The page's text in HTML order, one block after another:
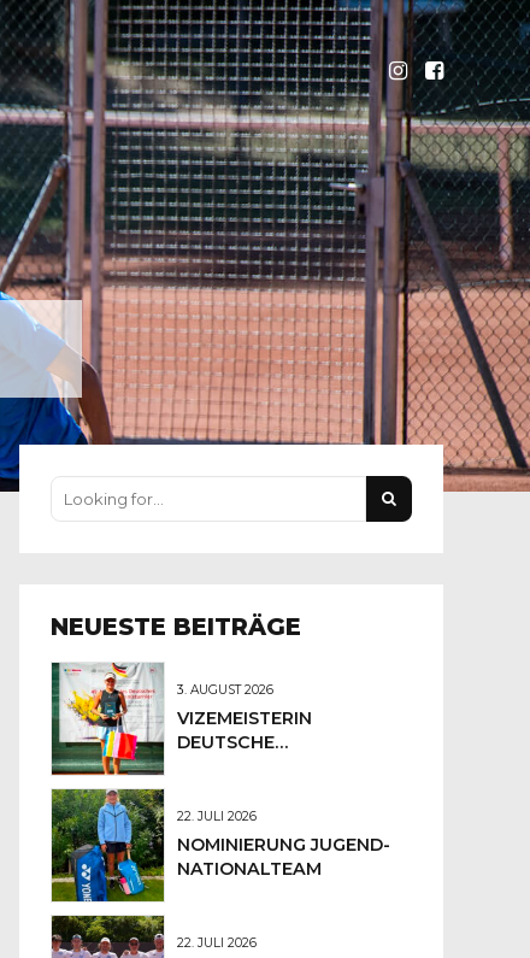
NEUESTE BEITRÄGE
3. AUGUST 2026
VIZEMEISTERIN
DEUTSCHE
22. JULI 2026
NOMINIERUNG JUGEND-
NATIONALTEAM
22. JULI 2026